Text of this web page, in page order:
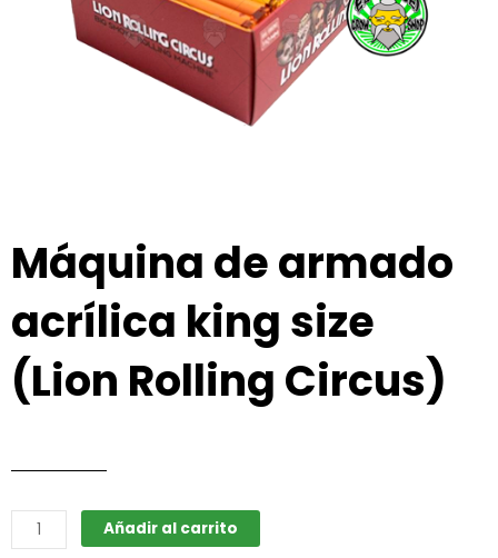
Máquina de armado
acrílica king size
(Lion Rolling Circus)
Máquina
de
Añadir al carrito